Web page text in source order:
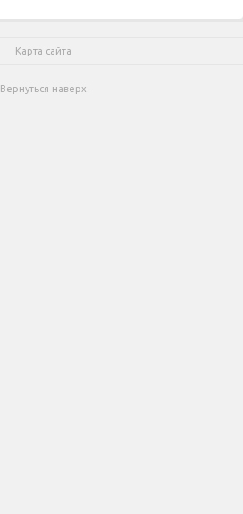
Карта сайта
Вернуться наверх